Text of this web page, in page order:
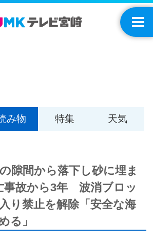
み物 特集 天気
隙間から落下し砂に埋ま
故から3年 波消ブロッ
り禁止を解除「安全な海
る」